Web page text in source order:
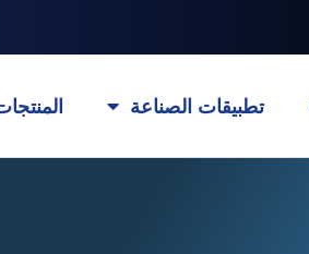
تطبيقات الصناعة